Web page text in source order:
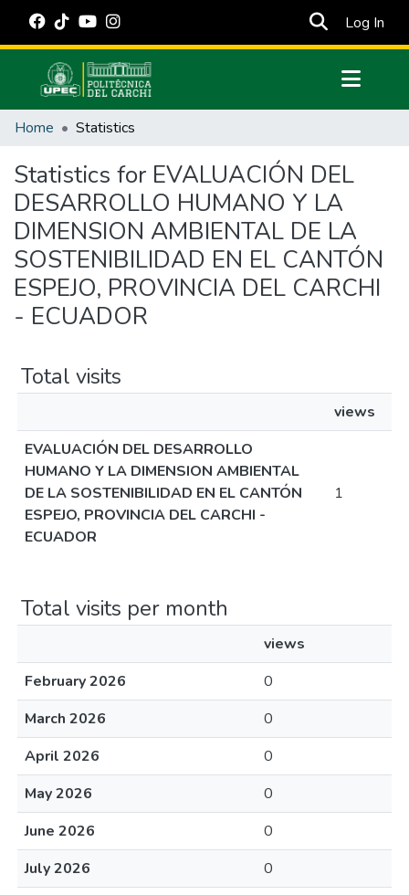
Log In
Communities & Collections
Estadísticas Externas
Manuales
Home Statistics
Statistics for EVALUACIÓN DEL
DESARROLLO HUMANO Y LA
DIMENSION AMBIENTAL DE LA
SOSTENIBILIDAD EN EL CANTÓN
ESPEJO, PROVINCIA DEL CARCHI
- ECUADOR
Total visits
views
EVALUACIÓN DEL DESARROLLO
HUMANO Y LA DIMENSION AMBIENTAL
DE LA SOSTENIBILIDAD EN EL CANTÓN
ESPEJO, PROVINCIA DEL CARCHI -
ECUADOR
1
Total visits per month
views
February 2026
0
March 2026
0
April 2026
0
May 2026
0
June 2026
0
July 2026
0